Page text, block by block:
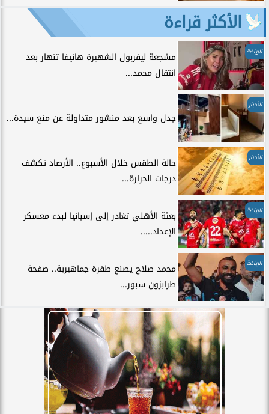
الأكثر قراءة
الرياضة
مشجعة ليفربول الشهيرة هانيفا تنهار بعد
انتقال محمد...
الأخبار
جدل واسع بعد منشور متداولة عن منع سيدة...
الأخبار
حالة الطقس خلال الأسبوع.. الأرصاد تكشف
درجات الحرارة...
الرياضة
بعثة الأهلي تغادر إلى إسبانيا لبدء معسكر
الإعداد.....
الرياضة
محمد صلاح يصنع طفرة جماهيرية.. صفحة
طرابزون سبور...